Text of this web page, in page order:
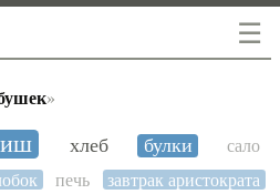
☰
»
хлеб булки
сало
печь
завтрак аристократа